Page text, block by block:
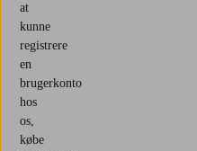
at
kunne
registrere
en
brugerkonto
hos
os,
købe